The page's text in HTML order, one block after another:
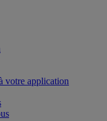
votre application